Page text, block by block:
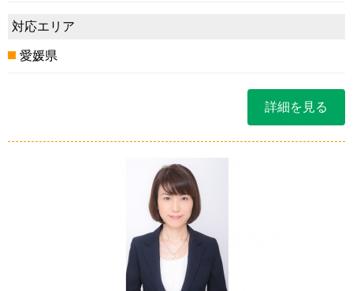
対応エリア
愛媛県
詳細を見る